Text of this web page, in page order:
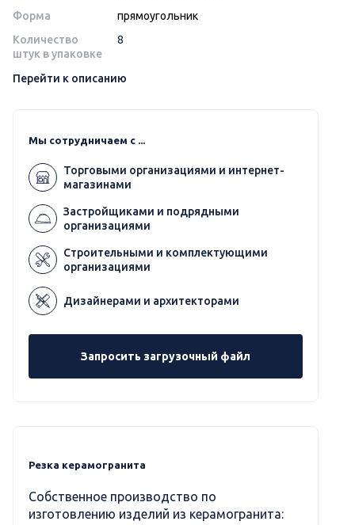
Форма
прямоугольник
Количество
штук в упаковке
8
Перейти к описанию
Мы сотрудничаем с ...
Торговыми организациями и интернет-
магазинами
Застройщиками и подрядными
организациями
Строительными и комплектующими
организациями
Дизайнерами и архитекторами
Запросить загрузочный файл
Резка керамогранита
Собственное производство по
изготовлению изделий из керамогранита: